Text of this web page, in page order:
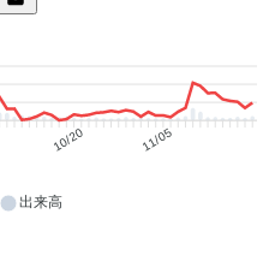
10/20 11/05
出来高